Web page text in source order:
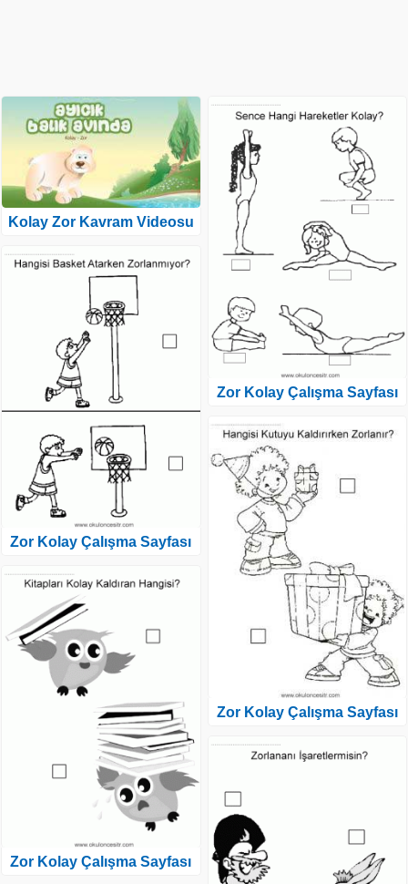
Kolay Zor Kavram Videosu
Zor Kolay Çalışma Sayfası
Zor Kolay Çalışma Sayfası
Zor Kolay Çalışma Sayfası
Zor Kolay Çalışma Sayfası